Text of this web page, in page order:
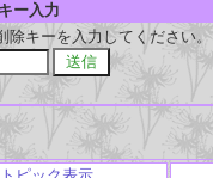
ー入力
除キーを入力してください。